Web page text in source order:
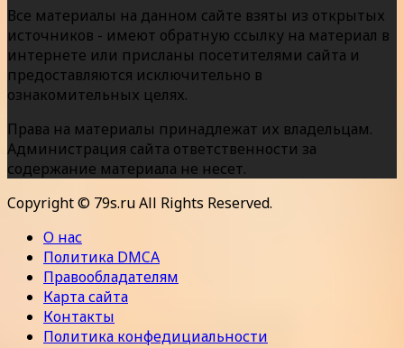
Все материалы на данном сайте взяты из открытых
источников - имеют обратную ссылку на материал в
интернете или присланы посетителями сайта и
предоставляются исключительно в
ознакомительных целях.
Права на материалы принадлежат их владельцам.
Администрация сайта ответственности за
содержание материала не несет.
Copyright © 79s.ru All Rights Reserved.
О нас
Политика DMCA
Правообладателям
Карта сайта
Контакты
Политика конфедициальности